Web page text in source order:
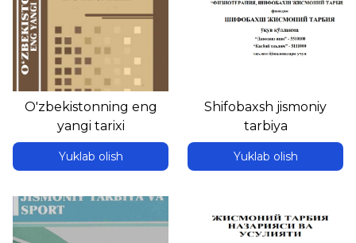
O'zbekistonning eng
yangi tarixi
Yuklab olish
Shifobaxsh jismoniy
tarbiya
Yuklab olish